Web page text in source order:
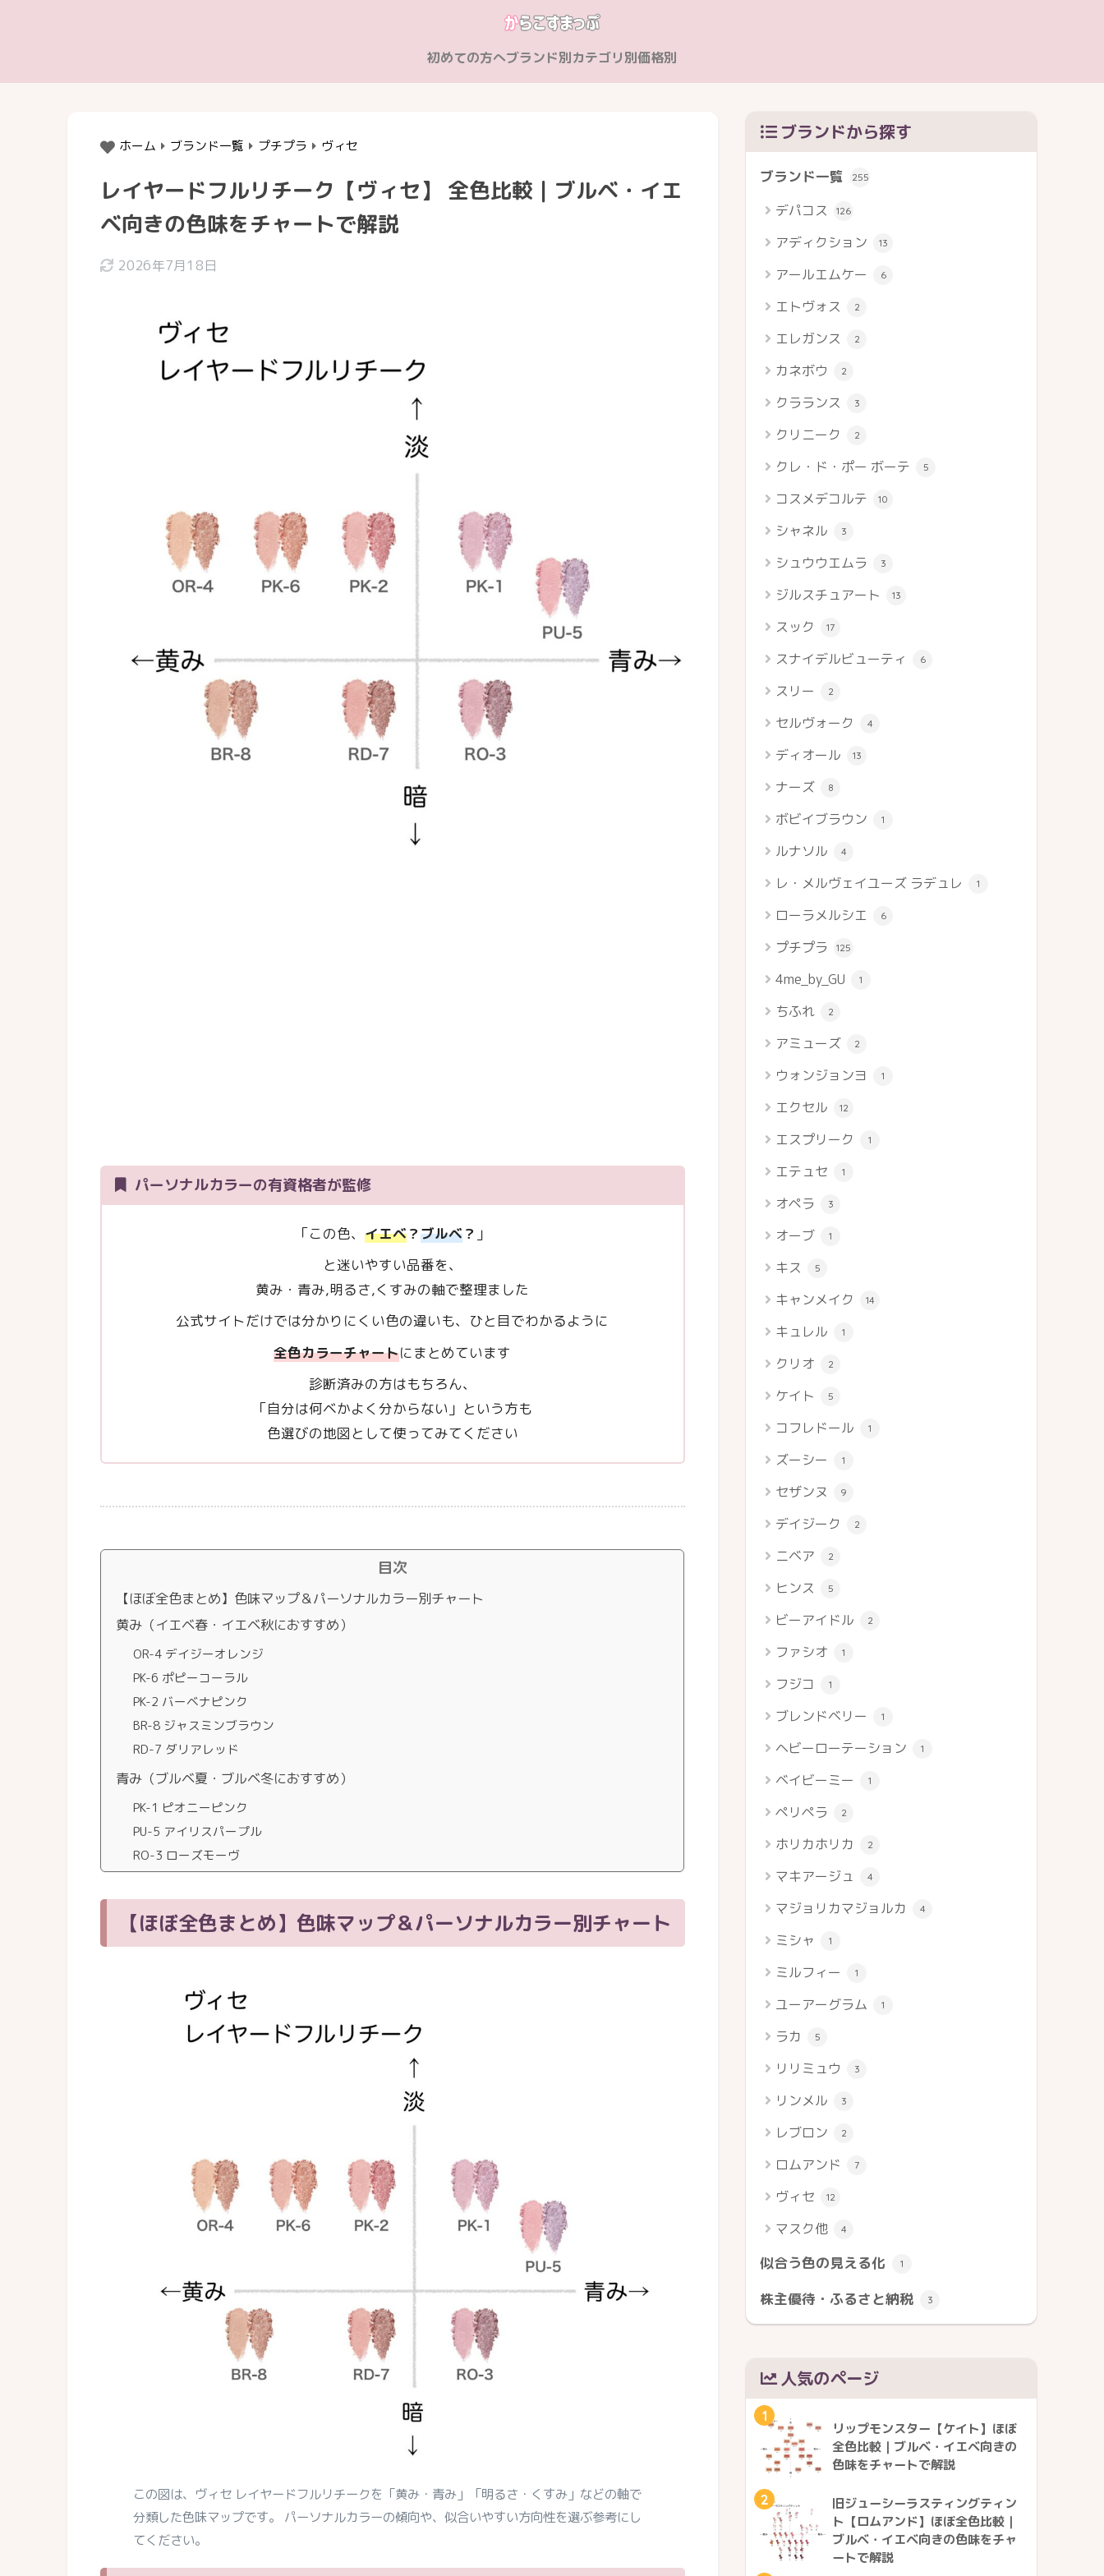
初めての方へブランド別カテゴリ別価格別
ホーム ブランド一覧 プチプラ ヴィセ
レイヤードフルリチーク【ヴィセ】 全色比較｜ブルベ・イエ
ベ向きの色味をチャートで解説
2026年7月18日
パーソナルカラーの有資格者が監修
「この色、 イエベ？ブルベ？ 」
と迷いやすい品番を、
黄み・青み,明るさ,くすみの軸で整理ました
公式サイトだけでは分かりにくい色の違いも、ひと目でわかるように
全色カラーチャートにまとめています
診断済みの方はもちろん、
「自分は何ベかよく分からない」という方も
色選びの地図として使ってみてください
目次
【ほぼ全色まとめ】色味マップ＆パーソナルカラー別チャート
黄み（イエベ春・イエベ秋におすすめ）
OR-4 デイジーオレンジ
PK-6 ポピーコーラル
PK-2 バーベナピンク
BR-8 ジャスミンブラウン
RD-7 ダリアレッド
青み（ブルベ夏・ブルベ冬におすすめ）
PK-1 ピオニーピンク
PU-5 アイリスパープル
RO-3 ローズモーヴ
【ほぼ全色まとめ】色味マップ＆パーソナルカラー別チャート
この図は、ヴィセ レイヤードフルリチークを「黄み・青み」「明るさ・くすみ」などの軸で
分類した色味マップです。 パーソナルカラーの傾向や、似合いやすい方向性を選ぶ参考にし
てください。
ブランドから探す
ブランド一覧 255
デパコス 126
アディクション 13
アールエムケー 6
エトヴォス 2
エレガンス 2
カネボウ 2
クラランス 3
クリニーク 2
クレ・ド・ポー ボーテ 5
コスメデコルテ 10
シャネル 3
シュウウエムラ 3
ジルスチュアート 13
スック 17
スナイデルビューティ 6
スリー 2
セルヴォーク 4
ディオール 13
ナーズ 8
ボビイブラウン 1
ルナソル 4
レ・メルヴェイユーズ ラデュレ 1
ローラメルシエ 6
プチプラ 125
4me_by_GU 1
ちふれ 2
アミューズ 2
ウォンジョンヨ 1
エクセル 12
エスプリーク 1
エテュセ 1
オペラ 3
オーブ 1
キス 5
キャンメイク 14
キュレル 1
クリオ 2
ケイト 5
コフレドール 1
ズーシー 1
セザンヌ 9
デイジーク 2
ニベア 2
ヒンス 5
ビーアイドル 2
ファシオ 1
フジコ 1
ブレンドベリー 1
ヘビーローテーション 1
ベイビーミー 1
ペリペラ 2
ホリカホリカ 2
マキアージュ 4
マジョリカマジョルカ 4
ミシャ 1
ミルフィー 1
ユーアーグラム 1
ラカ 5
リリミュウ 3
リンメル 3
レブロン 2
ロムアンド 7
ヴィセ 12
マスク他 4
似合う色の見える化 1
株主優待・ふるさと納税 3
人気のページ
1
リップモンスター【ケイト】ほぼ
全色比較｜ブルベ・イエベ向きの
色味をチャートで解説
2
旧ジューシーラスティングティン
ト【ロムアンド】ほぼ全色比較｜
ブルベ・イエベ向きの色味をチャ
ートで解説